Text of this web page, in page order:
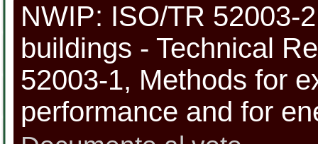
NWIP: ISO/TR 52003-
buildings - Technical
52003-1, Methods for
performance and for